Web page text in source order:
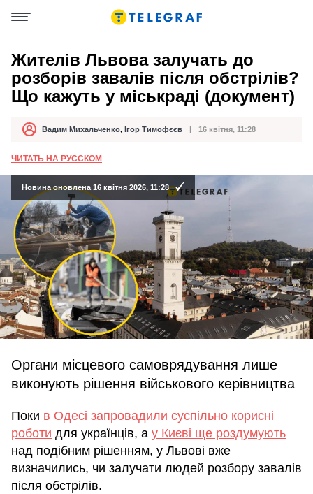
Жителів Львова залучать до
розборів завалів після обстрілів?
Що кажуть у міськраді (документ)
АвторВадим Михальченко, Ігор Тимофєєв
Дата публікації 16 квітня, 11:28
ЧИТАТЬ НА РУССКОМ
Новина оновлена 16 квітня 2026, 11:28
Органи місцевого самоврядування лише
виконують рішення військового керівництва
Поки в Одесі запровадили суспільно корисні
роботи для українців, а у Києві ще роздумують
над подібним рішенням, у Львові вже
визначились, чи залучати людей розбору завалів
після обстрілів.